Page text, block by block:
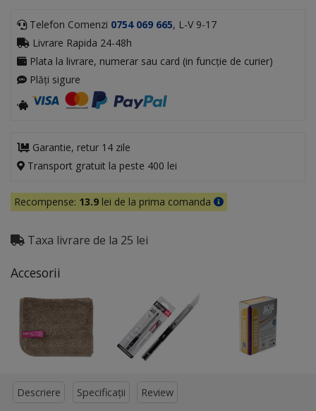
Telefon Comenzi 0754 069 665, L-V 9-17
Livrare Rapida 24-48h
Plata la livrare, numerar sau card (in funcție de curier)
Plăți sigure
Garantie, retur 14 zile
Transport gratuit la peste 400 lei
Recompense: 13.9 lei de la prima comanda
Taxa livrare de la 25 lei
Accesorii
Descriere Specificații Review